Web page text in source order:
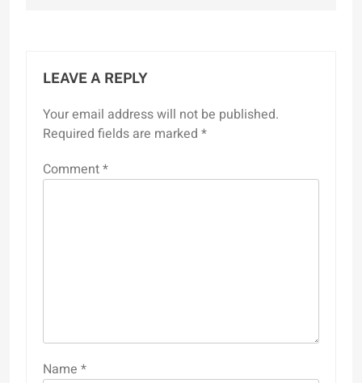
LEAVE A REPLY
Your email address will not be published.
Required fields are marked *
Comment*
Name *